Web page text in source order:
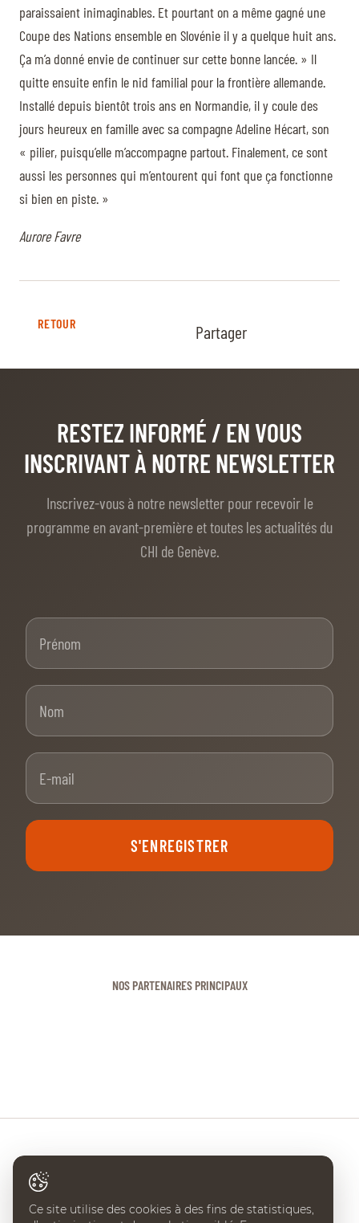
paraissaient inimaginables. Et pourtant on a même gagné une
Coupe des Nations ensemble en Slovénie il y a quelque huit ans.
Ça m’a donné envie de continuer sur cette bonne lancée. » Il
quitte ensuite enfin le nid familial pour la frontière allemande.
Installé depuis bientôt trois ans en Normandie, il y coule des
jours heureux en famille avec sa compagne Adeline Hécart, son
« pilier, puisqu’elle m’accompagne partout. Finalement, ce sont
aussi les personnes qui m’entourent qui font que ça fonctionne
si bien en piste. »
Aurore Favre
RETOUR Partager
RESTEZ INFORMÉ / EN VOUS
INSCRIVANT À NOTRE NEWSLETTER
Inscrivez-vous à notre newsletter pour recevoir le
programme en avant-première et toutes les actualités du
CHI de Genève.
S'ENREGISTRER
NOS PARTENAIRES PRINCIPAUX
Ce site utilise des cookies à des fins de statistiques,